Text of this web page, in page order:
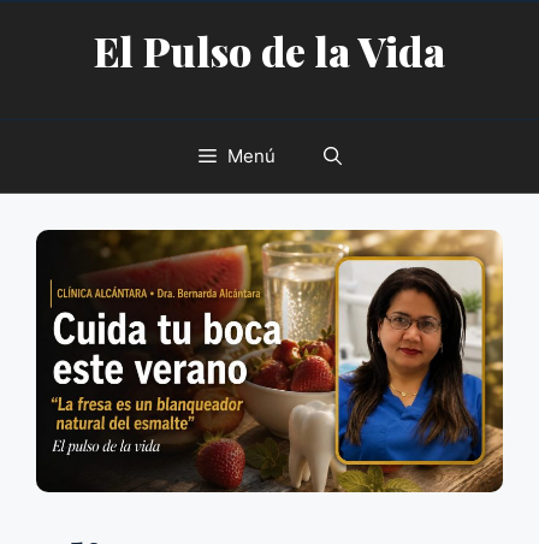
contenidoEl Pulso de la Vida
Menú